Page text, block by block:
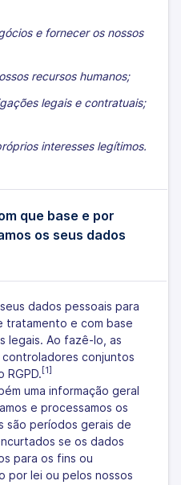
e fornecer os nossos
recursos humanos;
legais e contratuais;
interesses legítimos.
que base e por
os seus dados
dados pessoais para
tratamento e com base
legais. Ao fazê-lo, as
conjuntos
RGPD. [1]
uma informação geral
e processamos os
são períodos gerais de
se os dados
para os fins ou
por lei ou pelos nossos